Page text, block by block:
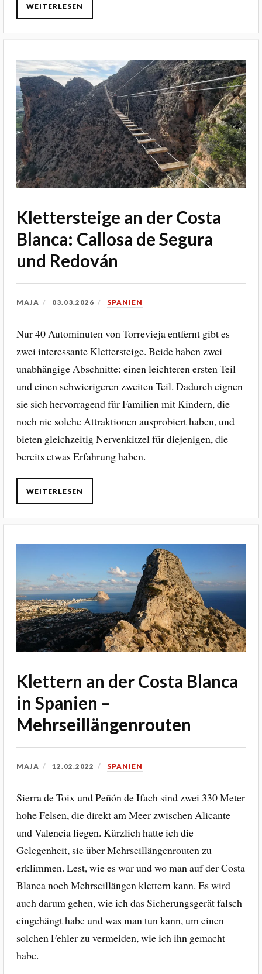
WEITERLESEN
Klettersteige an der Costa
Blanca: Callosa de Segura
und Redován
MAJA 03.03.2026 SPANIEN
Nur 40 Autominuten von Torrevieja entfernt gibt es
zwei interessante Klettersteige. Beide haben zwei
unabhängige Abschnitte: einen leichteren ersten Teil
und einen schwierigeren zweiten Teil. Dadurch eignen
sie sich hervorragend für Familien mit Kindern, die
noch nie solche Attraktionen ausprobiert haben, und
bieten gleichzeitig Nervenkitzel für diejenigen, die
bereits etwas Erfahrung haben.
WEITERLESEN
Klettern an der Costa Blanca
in Spanien –
Mehrseillängenrouten
MAJA 12.02.2022 SPANIEN
Sierra de Toix und Peñón de Ifach sind zwei 330 Meter
hohe Felsen, die direkt am Meer zwischen Alicante
und Valencia liegen. Kürzlich hatte ich die
Gelegenheit, sie über Mehrseillängenrouten zu
erklimmen. Lest, wie es war und wo man auf der Costa
Blanca noch Mehrseillängen klettern kann. Es wird
auch darum gehen, wie ich das Sicherungsgerät falsch
eingehängt habe und was man tun kann, um einen
solchen Fehler zu vermeiden, wie ich ihn gemacht
habe.